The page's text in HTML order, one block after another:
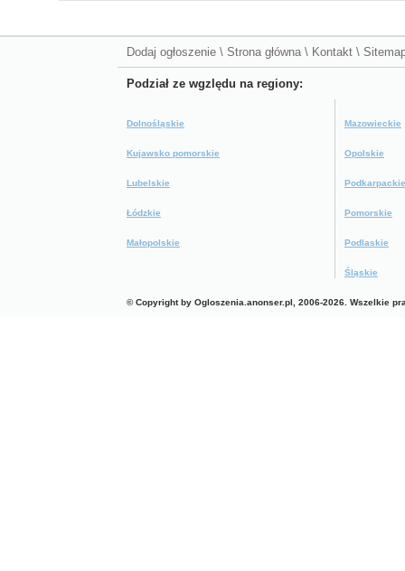
Dodaj ogłoszenie \ Strona główna \ Kontakt \
Podział ze wgzlędu na regiony:
Dolnośląskie
Kujawsko pomorskie
Lubelskie
Łódzkie
Małopolskie
Mazowieckie
Opolskie
Podkarpackie
Pomorskie
Podlaskie
Śląskie
© Copyright by Ogloszenia.anonser.pl, 2006-2026. Wszelkie